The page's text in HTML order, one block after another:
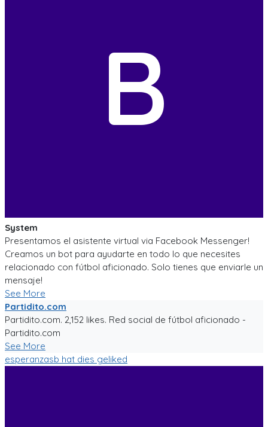
B
System
Presentamos el asistente virtual via Facebook Messenger!
Creamos un bot para ayudarte en todo lo que necesites
relacionado con fútbol aficionado. Solo tienes que enviarle un
mensaje!
See More
Partidito.com
Partidito.com. 2,152 likes. Red social de fútbol aficionado -
Partidito.com
See More
esperanzasb hat dies geliked